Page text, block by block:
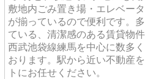
敷地内ごみ置き場・エレベー
が揃っているので便利です。
ている、清潔感のある賃貸物
西武池袋線練馬を中心に数多
おります。駅から近い不動産
トにお任せください。